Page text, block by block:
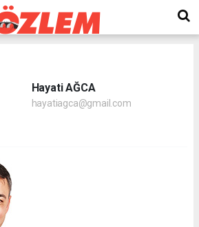
Hayati AĞCA
hayatiagca@gmail.com